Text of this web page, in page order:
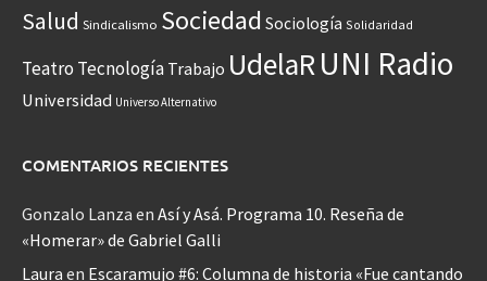
Salud Sindicalismo Sociedad Sociología Solidaridad
Teatro Tecnología Trabajo UdelaRUNI Radio
Universidad Universo Alternativo
COMENTARIOS RECIENTES
Gonzalo Lanza en Así y Asá. Programa 10. Reseña de
«Homerar» de Gabriel Galli
Laura en Escaramujo #6: Columna de historia «Fue cantando